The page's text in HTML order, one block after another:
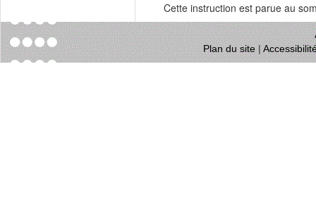
Cette instruction est parue au
Plan du site|